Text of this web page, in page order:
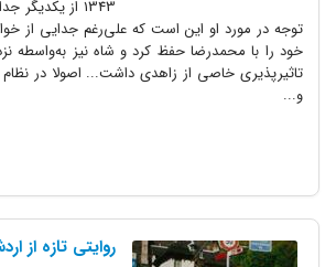
1343 از یکدیگر
توجه در مورد او این است که علی‌رغم جدایی از
خود را با محمدرضا حفظ کرد و شاه نیز به‌واسطه
تاثیرپذیری خاصی از زاهدی داشت... اصولا در نظام
و...
روایتی تازه از